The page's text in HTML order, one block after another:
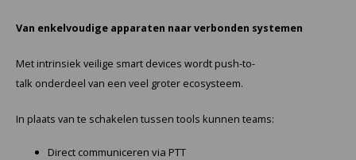
Van enkelvoudige apparaten naar verbonden systemen
Met intrinsiek veilige smart devices wordt push-to-
talk onderdeel van een veel groter ecosysteem.
In plaats van te schakelen tussen tools kunnen teams:
Direct communiceren via PTT